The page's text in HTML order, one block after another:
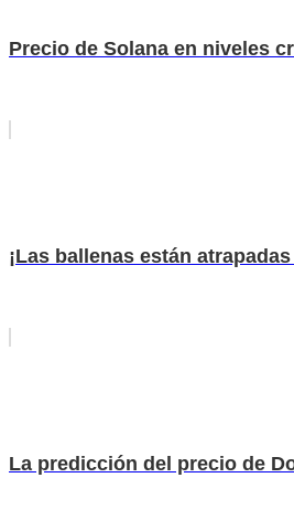
Precio de Solana en niveles
¡Las ballenas están
La predicción del precio de